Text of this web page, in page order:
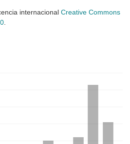
internacional Creative Commons
.